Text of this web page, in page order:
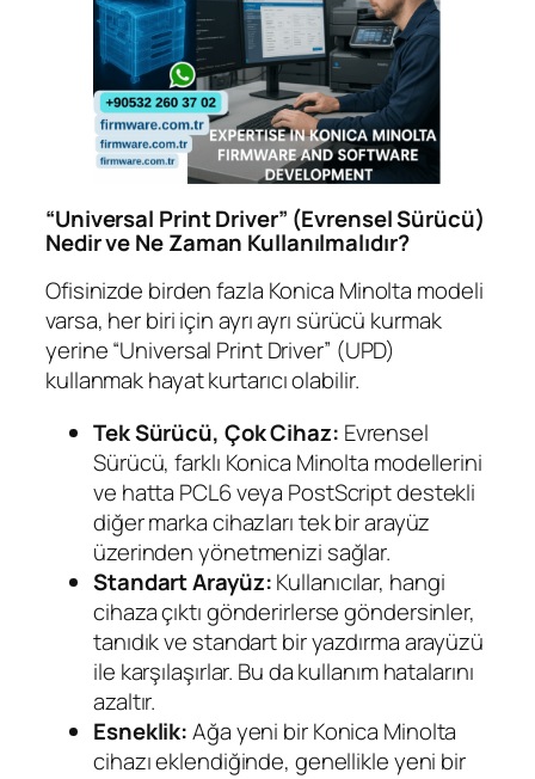
“Universal Print Driver” (Evrensel Sürücü)
Nedir ve Ne Zaman Kullanılmalıdır?
Ofisinizde birden fazla Konica Minolta modeli
varsa, her biri için ayrı ayrı sürücü kurmak
yerine “Universal Print Driver” (UPD)
kullanmak hayat kurtarıcı olabilir.
Tek Sürücü, Çok Cihaz: Evrensel
Sürücü, farklı Konica Minolta modellerini
ve hatta PCL6 veya PostScript destekli
diğer marka cihazları tek bir arayüz
üzerinden yönetmenizi sağlar.
Standart Arayüz:Kullanıcılar, hangi
cihaza çıktı gönderirlerse göndersinler,
tanıdık ve standart bir yazdırma arayüzü
ile karşılaşırlar. Bu da kullanım hatalarını
azaltır.
Esneklik:Ağa yeni bir Konica Minolta
cihazı eklendiğinde, genellikle yeni bir